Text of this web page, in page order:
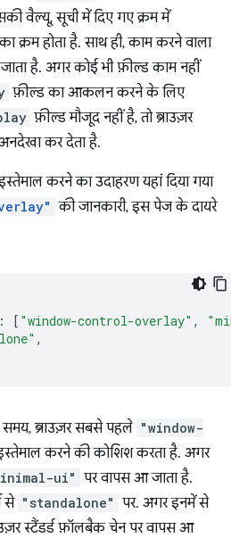
वैल्यू, सूची में दिए गए क्रम में
क्रम होता है. साथ ही, काम करने वाला
है. अगर कोई भी फ़ील्ड काम नहीं
फ़ील्ड का आकलन करने के लिए
फ़ील्ड मौजूद नहीं है, तो ब्राउज़र
कर देता है.
करने का उदाहरण यहां दिया गया
की जानकारी, इस पेज के दायरे
: [ "window-control-overlay" ,
,
ब्राउज़र सबसे पहले "window-
करने की कोशिश करता है. अगर
ui" पर वापस आ जाता है.
से "standalone" पर. अगर इनमें से
स्टैंडर्ड फ़ॉलबैक चेन पर वापस आ